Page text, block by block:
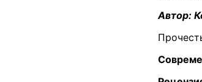
Автор: